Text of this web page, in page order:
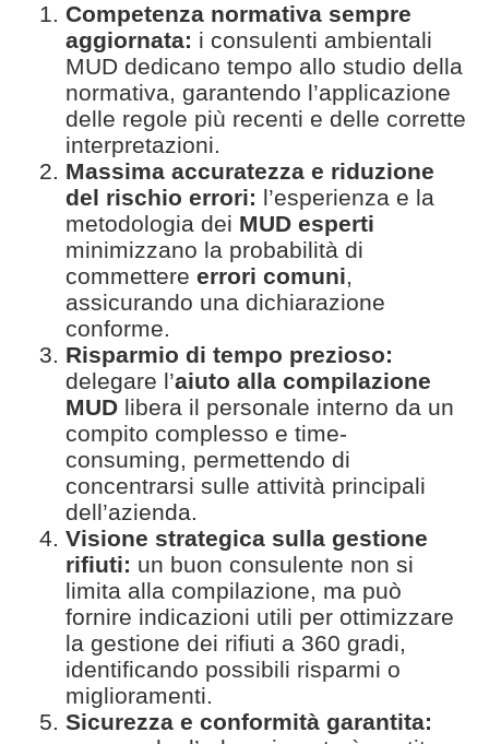
Competenza normativa sempre
aggiornata: i consulenti ambientali
MUD dedicano tempo allo studio della
normativa, garantendo l’applicazione
delle regole più recenti e delle corrette
interpretazioni.
Massima accuratezza e riduzione
del rischio errori: l’esperienza e la
metodologia dei MUD esperti
minimizzano la probabilità di
commettere errori comuni,
assicurando una dichiarazione
conforme.
Risparmio di tempo prezioso:
delegare l’aiuto alla compilazione
MUD libera il personale interno da un
compito complesso e time-
consuming, permettendo di
concentrarsi sulle attività principali
dell’azienda.
Visione strategica sulla gestione
rifiuti: un buon consulente non si
limita alla compilazione, ma può
fornire indicazioni utili per ottimizzare
la gestione dei rifiuti a 360 gradi,
identificando possibili risparmi o
miglioramenti.
Sicurezza e conformità garantita: